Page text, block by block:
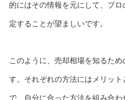
的にはその情報を元にして、プ
定することが望ましいです。
このように、売却相場を知るた
す。それぞれの方法にはメリッ
で、自分に合った方法を組み合